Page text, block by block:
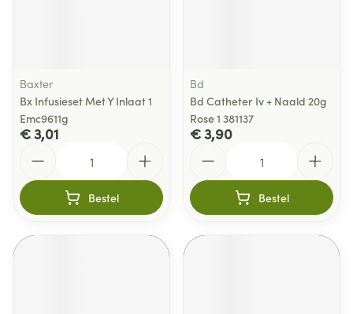
Baxter
Bx Infusieset Met Y Inlaat 1
Emc9611g
€ 3,01
Bestel
Bd
Bd Catheter Iv + Naald 20g
Rose 1 381137
€ 3,90
Bestel